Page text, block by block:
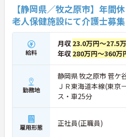
【静岡県／牧之原市】年間
老人保健施設にて介護士募
給料
月収 23.0万円～27.5
年収 280万円～360万
勤務地
静岡県 牧之原市 菅ケ
ＪＲ東海道本線(東京
ス・車25分
雇用形態 正社員(正職員)